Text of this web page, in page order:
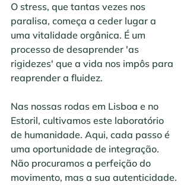
O stress, que tantas vezes nos
paralisa, começa a ceder lugar a
uma vitalidade orgânica. É um
processo de desaprender 'as
rigidezes' que a vida nos impôs para
reaprender a fluidez.
Nas nossas rodas em Lisboa e no
Estoril, cultivamos este laboratório
de humanidade. Aqui, cada passo é
uma oportunidade de integração.
Não procuramos a perfeição do
movimento, mas a sua autenticidade.